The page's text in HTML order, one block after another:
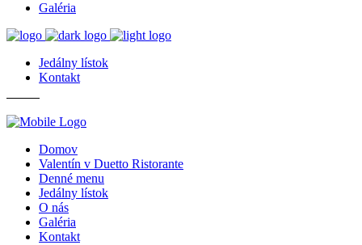
Galéria
Jedálny lístok
Kontakt
Domov
Valentín v Duetto Ristorante
Denné menu
Jedálny lístok
O nás
Galéria
Kontakt